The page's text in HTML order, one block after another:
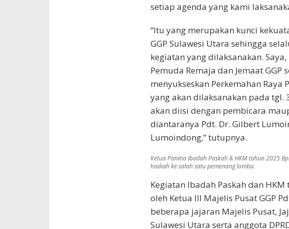
setiap agenda yang kami
“Itu yang merupakan kunci
GGP Sulawesi Utara sehingga
kegiatan yang dilaksanakan.
Pemuda Remaja dan Jemaat GGP
menyukseskan Perkemahan Raya
yang akan dilaksanakan pada tgl.
akan diisi dengan pembicara
diantaranya Pdt. Dr. Gilbert
Lumoindong,” tutupnya.
Ketua Panitia Ibadah Paskah & HKM tahun 2025
hadiah ke salah satu pemenang lomba.
Kegiatan Ibadah Paskah dan
oleh Ketua III Majelis Pusat GGP
beberapa jajaran Majelis Pusat,
Sulawesi Utara serta anggota